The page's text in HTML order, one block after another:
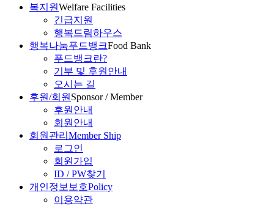
복지원Welfare Facilities
긴급지원
행복드림하우스
행복나눔푸드뱅크Food Bank
푸드뱅크란?
기부 및 후원안내
오시는 길
후원/회원 Sponsor / Member
후원안내
회원안내
회원관리 Member Ship
로그인
회원가입
ID / PW찾기
개인정보보호Policy
이용약관